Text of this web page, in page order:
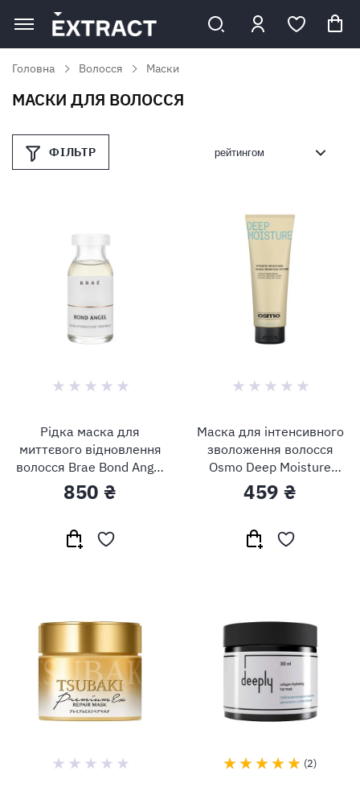
Головна Волосся Маски
МАСКИ ДЛЯ ВОЛОССЯ
Рідка маска для
миттєвого відновлення
волосся Brae Bond Angel
Blond Power Dose
Treatment
850 ₴
Маска для інтенсивного
зволоження волосся
Osmo Deep Moisture
Mask
459 ₴
2
ФІЛЬТР